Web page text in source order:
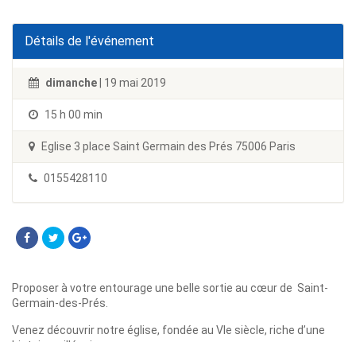
Détails de l'événement
dimanche | 19 mai 2019
15 h 00 min
Eglise 3 place Saint Germain des Prés 75006 Paris
0155428110
Proposer à votre entourage une belle sortie au cœur de Saint-
Germain-des-Prés.
Venez découvrir notre église, fondée au VIe siècle, riche d’une